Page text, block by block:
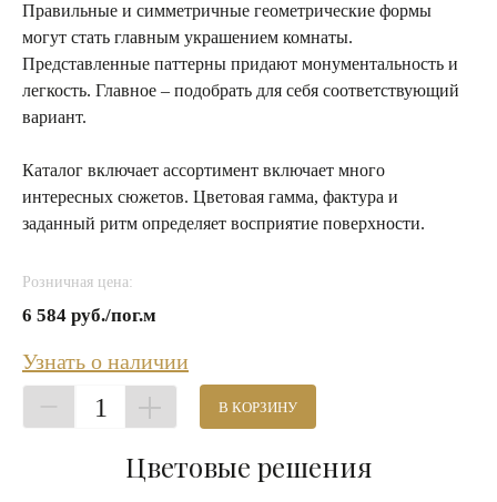
Правильные и симметричные геометрические формы
могут стать главным украшением комнаты.
Представленные паттерны придают монументальность и
легкость. Главное – подобрать для себя соответствующий
вариант.
Каталог включает ассортимент включает много
интересных сюжетов. Цветовая гамма, фактура и
заданный ритм определяет восприятие поверхности.
Розничная цена:
6 584 руб./пог.м
Узнать о наличии
1 В КОРЗИНУ
Цветовые решения